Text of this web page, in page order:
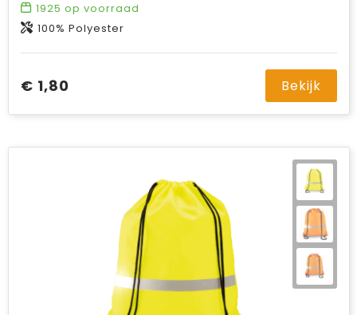
1925 op voorraad
100% Polyester
€ 1,80 Bekijk